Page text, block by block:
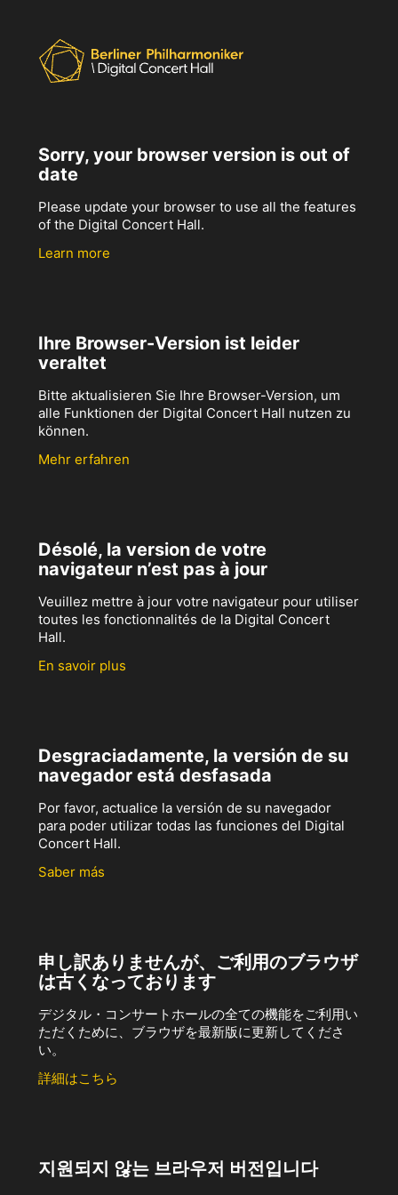
Sorry, your browser version is out of
date
Please update your browser to use all the features
of the Digital Concert Hall.
Learn more
Ihre Browser-Version ist leider
veraltet
Bitte aktualisieren Sie Ihre Browser-Version, um
alle Funktionen der Digital Concert Hall nutzen zu
können.
Mehr erfahren
Désolé, la version de votre
navigateur n’est pas à jour
Veuillez mettre à jour votre navigateur pour utiliser
toutes les fonctionnalités de la Digital Concert
Hall.
En savoir plus
Desgraciadamente, la versión de su
navegador está desfasada
Por favor, actualice la versión de su navegador
para poder utilizar todas las funciones del Digital
Concert Hall.
Saber más
申し訳ありませんが、ご利用のブラウザ
は古くなっております
デジタル・コンサートホールの全ての機能をご利用い
ただくために、ブラウザを最新版に更新してくださ
い。
詳細はこちら
지원되지 않는 브라우저 버전입니다